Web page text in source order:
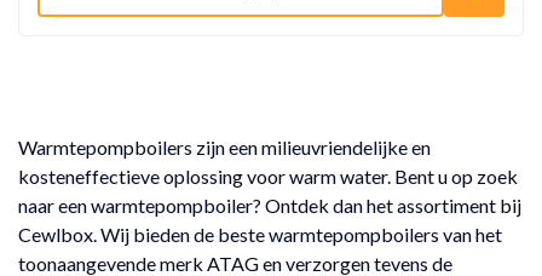
Warmtepompboilers zijn een milieuvriendelijke en
kosteneffectieve oplossing voor warm water. Bent u op zoek
naar een warmtepompboiler? Ontdek dan het assortiment bij
Cewlbox. Wij bieden de beste warmtepompboilers van het
toonaangevende merk ATAG en verzorgen tevens de